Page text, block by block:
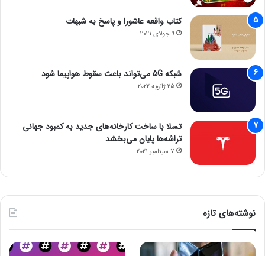
کتاب واقعه عاشورا و پاسخ به شبهات
9 جولای 2021
شبکه 5G می‌تواند باعث سقوط هواپیما شود
25 ژانویه 2022
تسلا با ساخت کارخانه‌های جدید به کمبود جهانی
تراشه‌ها پایان می‌بخشد
7 سپتامبر 2021
نوشته‌های تازه